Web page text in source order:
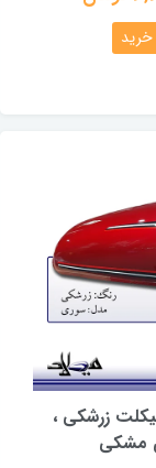
خرید
زرشکی ،
مشکی